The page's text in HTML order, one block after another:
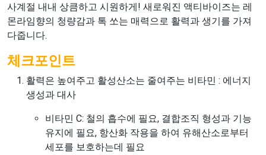
사계절 내내 상큼하고 시원하게! 새로워진 액티바이즈는 레
몬라임향의 청량감과 톡 쏘는 매력으로 활력과 생기를 가져
다줍니다.
체크포인트
활력은 높여주고 활성산소는 줄여주는 비타민 : 에너지
생성과 대사
비타민 C: 철의 흡수에 필요, 결합조직 형성과 기능
유지에 필요, 항산화 작용을 하여 유해산소로부터
세포를 보호하는데 필요